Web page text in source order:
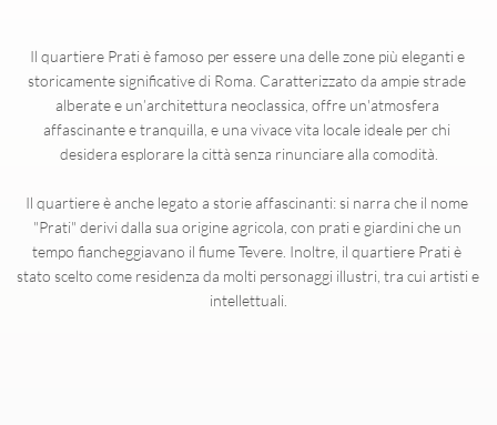
Il quartiere Prati è famoso per essere una delle zone più eleganti e
storicamente significative di Roma. Caratterizzato da ampie strade
alberate e un’architettura neoclassica, offre un'atmosfera
affascinante e tranquilla, e una vivace vita locale ideale per chi
desidera esplorare la città senza rinunciare alla comodità.
Il quartiere è anche legato a storie affascinanti: si narra che il nome
"Prati" derivi dalla sua origine agricola, con prati e giardini che un
tempo fiancheggiavano il fiume Tevere. Inoltre, il quartiere Prati è
stato scelto come residenza da molti personaggi illustri, tra cui artisti e
intellettuali.